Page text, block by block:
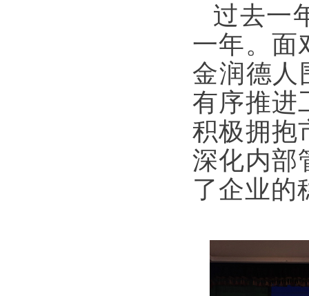
过去一
一年。面
金润德人
有序推进
积极拥抱
深化内部
了企业的